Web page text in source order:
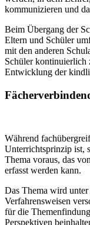
kommunizieren und
Beim Übergang der
Eltern und Schüler
mit den anderen
Schüler kontinuierlich
Entwicklung der
Während
Unterrichtsprinzip ist,
Thema voraus, das
erfasst werden kann.
Das Thema wird
Verfahrensweisen
für die
Perspektiven